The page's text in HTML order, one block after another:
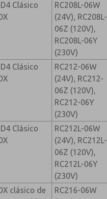
Clásico
RC208L-06W
(24V), RC208L-
06Z (120V),
RC208L-06Y
(230V)
Clásico
RC212-06W
(24V), RC212-
06Z (120V),
RC212-06Y
(230V)
Clásico
RC212L-06W
(24V), RC212L-
06Z (120V),
RC212L-06Y
(230V)
clásico de
RC216-06W